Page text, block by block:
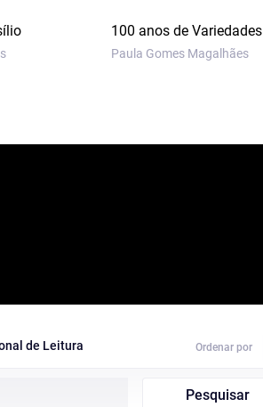
100 anos de Variedades
Paula Gomes Magalhães
de Leitura Ordenar por
Pesquisar